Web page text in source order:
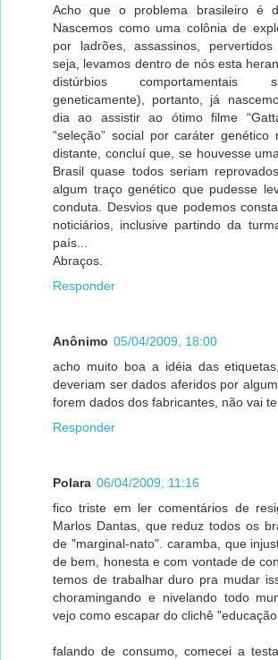
Acho que o problema brasileiro é
Nascemos como uma colônia de
por ladrões, assassinos,
seja, levamos dentro de nós esta
distúrbios comportamentais
geneticamente), portanto, já
dia ao assistir ao ótimo filme
“seleção” social por caráter
distante, concluí que, se houvesse
Brasil quase todos seriam
algum traço genético que pudesse
conduta. Desvios que podemos
noticiários, inclusive partindo da
país...
Abraços.
Responder
Anônimo 05/04/2009, 18:00
acho muito boa a idéia das
deveriam ser dados aferidos por
forem dados dos fabricantes, não vai
Responder
Polara 06/04/2009, 11:16
fico triste em ler comentários de
Marlos Dantas, que reduz todos os
de "marginal-nato". caramba, que
de bem, honesta e com vontade de
temos de trabalhar duro pra mudar
choramingando e nivelando todo
vejo como escapar do clichê
falando de consumo, comecei a